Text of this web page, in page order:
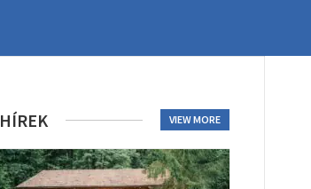
HÍREK VIEW MORE